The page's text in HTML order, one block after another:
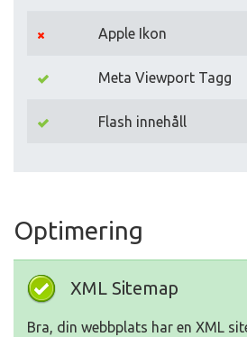
Apple Ikon
Meta Viewport Tagg
Flash innehåll
Optimering
XML Sitemap
Bra, din webbplats har en XML